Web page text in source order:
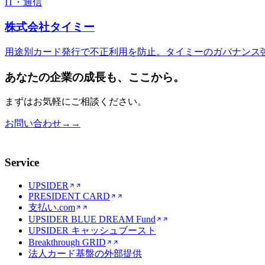
株式会社タイミー
用途別カード発行で不正利用を防止。タイミーのガバナンス
あなたの企業の成長も、ここから。
まずはお気軽にご相談ください。
お問い合わせ→ →
Service
UPSIDER
PRESIDENT CARD
支払い.com
UPSIDER BLUE DREAM Fund
UPSIDER キャッシュブースト
Breakthrough GRID
法人カード基盤の外部提供